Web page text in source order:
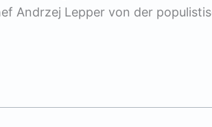
Andrzej Lepper von der